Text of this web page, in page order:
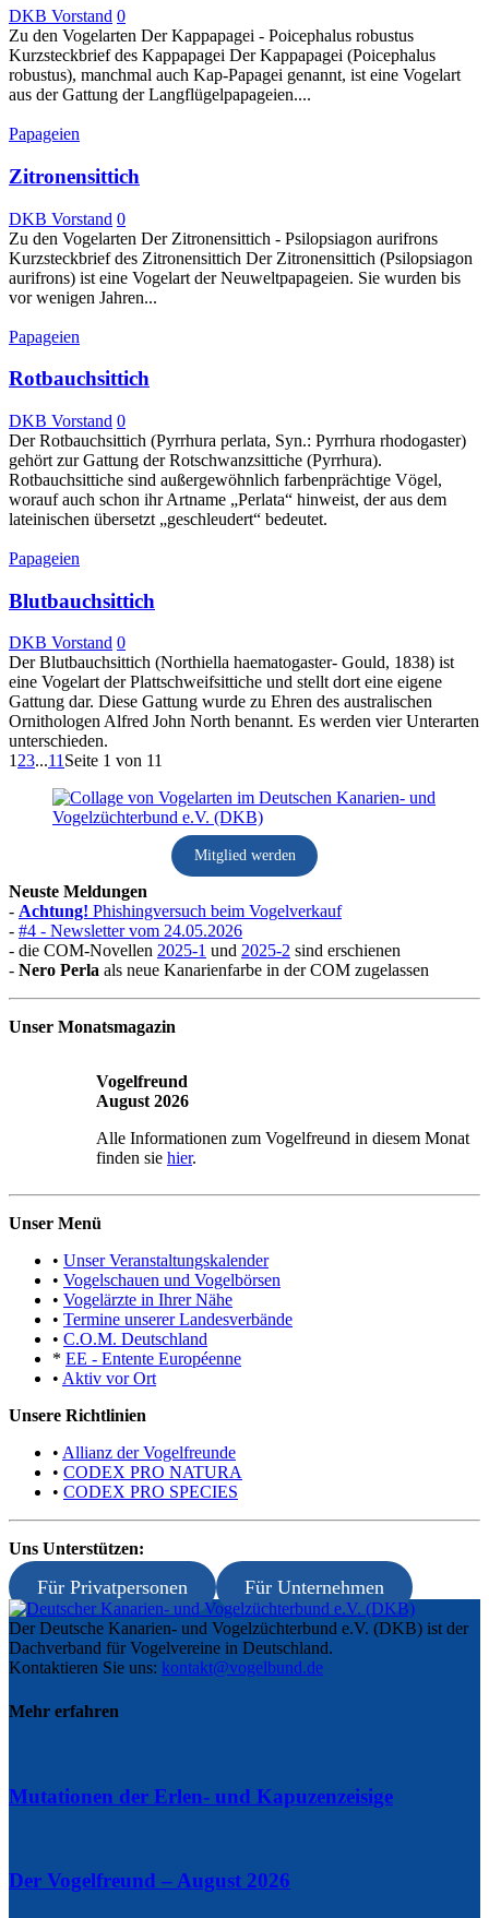
DKB Vorstand 0
Zu den Vogelarten Der Kappapagei - Poicephalus robustus
Kurzsteckbrief des Kappapagei Der Kappapagei (Poicephalus
robustus), manchmal auch Kap-Papagei genannt, ist eine Vogelart
aus der Gattung der Langflügelpapageien....
Papageien
Zitronensittich
DKB Vorstand 0
Zu den Vogelarten Der Zitronensittich - Psilopsiagon aurifrons
Kurzsteckbrief des Zitronensittich Der Zitronensittich (Psilopsiagon
aurifrons) ist eine Vogelart der Neuweltpapageien. Sie wurden bis
vor wenigen Jahren...
Papageien
Rotbauchsittich
DKB Vorstand 0
Der Rotbauchsittich (Pyrrhura perlata, Syn.: Pyrrhura rhodogaster)
gehört zur Gattung der Rotschwanzsittiche (Pyrrhura).
Rotbauchsittiche sind außergewöhnlich farbenprächtige Vögel,
worauf auch schon ihr Artname „Perlata“ hinweist, der aus dem
lateinischen übersetzt „geschleudert“ bedeutet.
Papageien
Blutbauchsittich
DKB Vorstand 0
Der Blutbauchsittich (Northiella haematogaster- Gould, 1838) ist
eine Vogelart der Plattschweifsittiche und stellt dort eine eigene
Gattung dar. Diese Gattung wurde zu Ehren des australischen
Ornithologen Alfred John North benannt. Es werden vier Unterarten
unterschieden.
123...11Seite 1 von 11
Mitglied werden
Neuste Meldungen
- Achtung! Phishingversuch beim Vogelverkauf
- #4 - Newsletter vom 24.05.2026
- die COM-Novellen 2025-1 und 2025-2 sind erschienen
- Nero Perla als neue Kanarienfarbe in der COM zugelassen
Unser Monatsmagazin
Vogelfreund
August 2026
Alle Informationen zum Vogelfreund in diesem Monat
finden sie hier.
Unser Menü
• Unser Veranstaltungskalender
• Vogelschauen und Vogelbörsen
• Vogelärzte in Ihrer Nähe
• Termine unserer Landesverbände
• C.O.M. Deutschland
* EE - Entente Européenne
• Aktiv vor Ort
Unsere Richtlinien
• Allianz der Vogelfreunde
• CODEX PRO NATURA
• CODEX PRO SPECIES
Uns Unterstützen:
Für Privatpersonen Für Unternehmen
Der Deutsche Kanarien- und Vogelzüchterbund e.V. (DKB) ist der
Dachverband für Vogelvereine in Deutschland.
Kontaktieren Sie uns: kontakt@vogelbund.de
Mehr erfahren
Mutationen der Erlen- und Kapuzenzeisige
Der Vogelfreund – August 2026